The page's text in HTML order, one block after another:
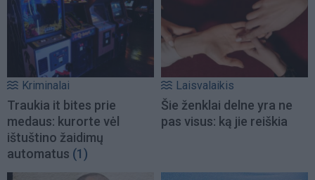
Kriminalai
Traukia it bites prie
medaus: kurorte vėl
ištuštino žaidimų
automatus (1)
Laisvalaikis
Šie ženklai delne yra ne
pas visus: ką jie reiškia